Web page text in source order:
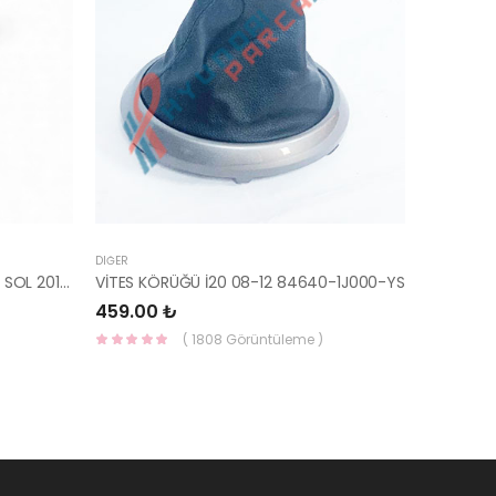
İ20 ARKA ÇAMURLUK DIŞ BAKALİTİ SOL 2015- ( PARLAK SİYAH ) 87360-C8000-YS
DIĞER
VİTES KÖRÜĞÜ İ20 08-12 84640-1J000-YS
459.00 ₺
( 1808 Görüntüleme )